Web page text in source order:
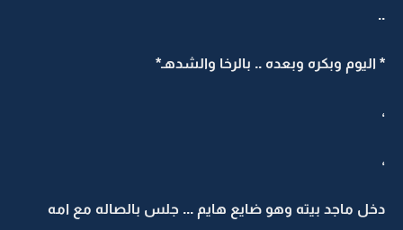
..
* اليوم وبكره وبعده .. بالرخا والشدهـ*
،
،
دخل ماجد بيته وهو ضايع هايم ... جلس بالصاله مع امه